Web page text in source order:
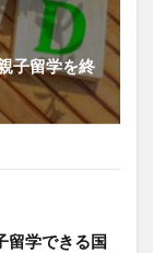
子留学を終
留学できる国